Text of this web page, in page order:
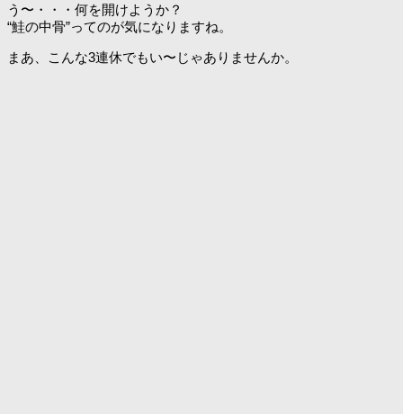
う〜・・・何を開けようか？
“鮭の中骨”ってのが気になりますね。
まあ、こんな3連休でもい〜じゃありませんか。